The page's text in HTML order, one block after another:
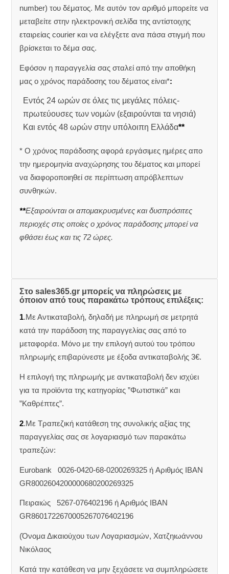
number) του δέματος. Με αυτόν τον αριθμό μπορείτε να
μεταβείτε στην ηλεκτρονική σελίδα της αντίστοιχης
εταιρείας courier και να ελέγξετε ανα πάσα στιγμή που
βρίσκεται το δέμα σας.
Εφόσον η παραγγελία σας σταλεί από την αποθήκη
μας ο χρόνος παράδοσης του δέματος είναι*:
Εντός 24 ωρών σε όλες τις μεγάλες πόλεις-
πρωτεύουσες των νομών (εξαιρούνται τα νησιά)
Και εντός 48 ωρών στην υπόλοιπη Ελλάδα**
* Ο χρόνος παράδοσης αφορά εργάσιμες ημέρες απο
την ημερομηνία αναχώρησης του δέματος και μπορεί
να διαφοροποιηθεί σε περίπτωση απρόβλεπτων
συνθηκών.
**Εξαιρούνται οι απομακρυσμένες και δυσπρόσιτες
περιοχές στις οποίες ο χρόνος παράδοσης μπορεί να
φθάσει έως και τις 72 ώρες.
Στο sales365.gr μπορείς να πληρώσεις με
όποιον από τους παρακάτω τρόπους επιλέξεις:
1.Με Αντικαταβολή, δηλαδή με πληρωμή σε μετρητά
κατά την παράδοση της παραγγελίας σας από το
μεταφορέα. Μόνο με την επιλογή αυτού του τρόπου
πληρωμής επιβαρύνεστε με έξοδα αντικαταβολής 3€.
Η επιλογή της πληρωμής με αντικαταβολή δεν ισχύει
για τα προϊόντα της κατηγορίας ”Φωτιστικά” και
”Καθρέπτες”.
2.Με Τραπεζική κατάθεση της συνολικής αξίας της
παραγγελίας σας σε λογαριασμό των παρακάτω
τραπεζών:
Eurobank 0026-0420-68-0200269325 ή Aριθμός IBAN
GR8002604200000680200269325
Πειραιώς 5267-076402196 ή Αριθμός IBAN
GR8601722670005267076402196
(Όνομα Δικαιούχου των Λογαριασμών, Χατζηιωάννου
Νικόλαος
Κατά την κατάθεση να μην ξεχάσετε να συμπληρώσετε